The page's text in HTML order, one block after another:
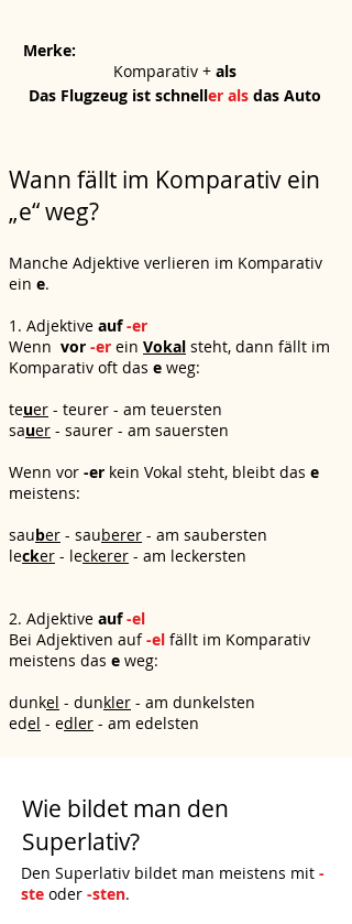
Merke:
Komparativ + als
Das Flugzeug ist schneller als das Auto
Wann fällt im Komparativ ein
„e“ weg?
Manche Adjektive verlieren im Komparativ
ein e.
1. Adjektive auf-er
Wenn vor -er ein Vokal steht, dann fällt im
Komparativ oft das e weg:
teuer - teurer - am teuersten
sauer - saurer - am sauersten
Wenn vor -er kein Vokal steht, bleibt das e
meistens:
sauber - sauberer - am saubersten
lecker - leckerer - am leckersten
2. Adjektive auf-el
Bei Adjektiven auf-el fällt im Komparativ
meistens das e weg:
dunkel - dunkler - am dunkelsten
edel - edler - am edelsten
Wie bildet man den
Superlativ?
Den Superlativ bildet man meistens mit -
ste oder -sten.